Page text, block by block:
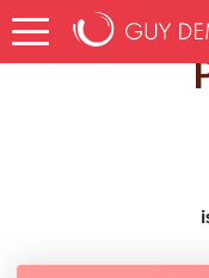
Accueil Recettes